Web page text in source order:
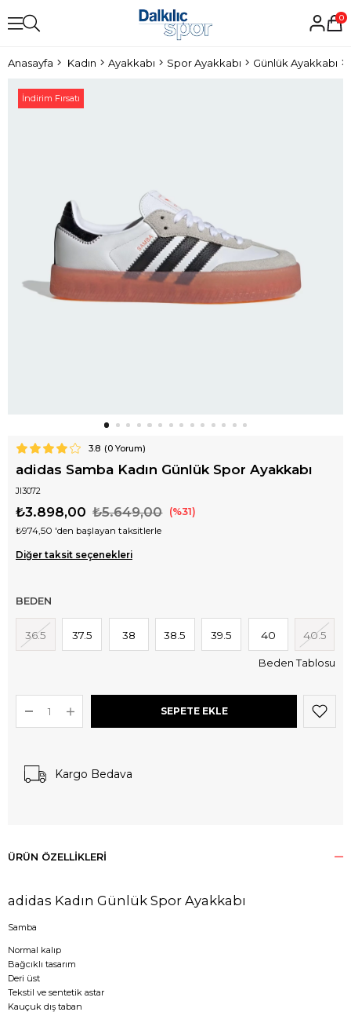
0
Anasayfa Kadın Ayakkabı Spor Ayakkabı Günlük Ayakkabı
İndirim Fırsatı
3.8 (0Yorum)
adidas Samba Kadın Günlük Spor Ayakkabı
JI3072
₺5.649,00
₺3.898,00 31
₺974,50 'den başlayan taksitlerle
Diğer taksit seçenekleri
BEDEN
36.5 37.5 38 38.5 39.5 40 40.5
Beden Tablosu
Kargo Bedava
ÜRÜN ÖZELLIKLERI
adidas Kadın Günlük Spor Ayakkabı
Samba
Normal kalıp
Bağcıklı tasarım
Deri üst
Tekstil ve sentetik astar
Kauçuk dış taban